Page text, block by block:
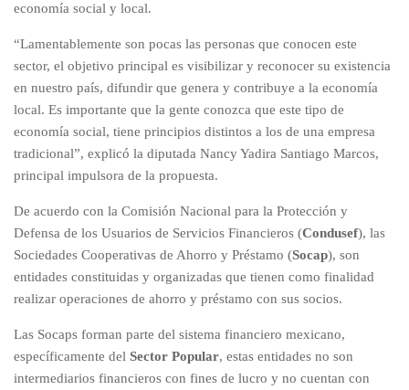
economía social y local.
“Lamentablemente son pocas las personas que conocen este
sector, el objetivo principal es visibilizar y reconocer su existencia
en nuestro país, difundir que genera y contribuye a la economía
local. Es importante que la gente conozca que este tipo de
economía social, tiene principios distintos a los de una empresa
tradicional”, explicó la diputada Nancy Yadira Santiago Marcos,
principal impulsora de la propuesta.
De acuerdo con la Comisión Nacional para la Protección y
Defensa de los Usuarios de Servicios Financieros (Condusef), las
Sociedades Cooperativas de Ahorro y Préstamo (Socap), son
entidades constituidas y organizadas que tienen como finalidad
realizar operaciones de ahorro y préstamo con sus socios.
Las Socaps forman parte del sistema financiero mexicano,
específicamente del Sector Popular, estas entidades no son
intermediarios financieros con fines de lucro y no cuentan con